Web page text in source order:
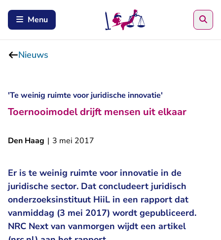
Menu
Nieuws
'Te weinig ruimte voor juridische innovatie'
Toernooimodel drijft mensen uit elkaar
Den Haag | 3 mei 2017
Er is te weinig ruimte voor innovatie in de
juridische sector. Dat concludeert juridisch
onderzoeksinstituut HiiL in een rapport dat
vanmiddag (3 mei 2017) wordt gepubliceerd.
NRC Next van vanmorgen wijdt een artikel